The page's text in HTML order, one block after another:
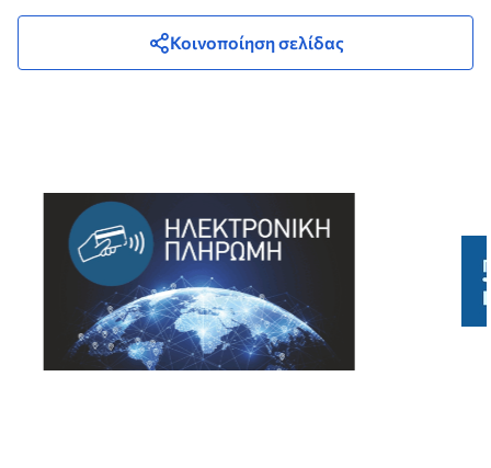
Κοινοποίηση σελίδας